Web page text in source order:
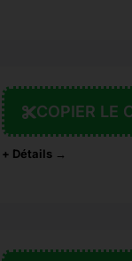
COPIER LE
+ Détails →